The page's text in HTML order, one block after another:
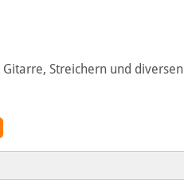
Streichern und diversen